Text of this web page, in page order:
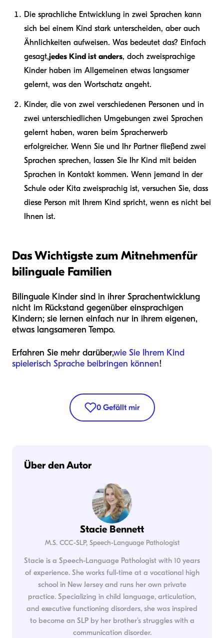
Die sprachliche Entwicklung in zwei Sprachen kann
sich bei einem Kind stark unterscheiden, aber auch
Ähnlichkeiten aufweisen. Was bedeutet das? Einfach
gesagt,jedes Kind ist anders, doch zweisprachige
Kinder haben im Allgemeinen etwas langsamer
gelernt, was den Wortschatz angeht.
Kinder, die von zwei verschiedenen Personen und in
zwei unterschiedlichen Umgebungen zwei Sprachen
gelernt haben, waren beim Spracherwerb
erfolgreicher. Wenn Sie und Ihr Partner fließend zwei
Sprachen sprechen, lassen Sie Ihr Kind mit beiden
Sprachen in Kontakt kommen. Wenn jemand in der
Schule oder Kita zweisprachig ist, versuchen Sie, dass
diese Person mit Ihrem Kind spricht, wenn es nicht bei
Ihnen ist.
Das Wichtigste zum Mitnehmenfür
bilinguale Familien
Bilinguale Kinder sind in ihrer Sprachentwicklung
nicht im Rückstand gegenüber einsprachigen
Kindern; sie lernen einfach nur in ihrem eigenen,
etwas langsameren Tempo.
Erfahren Sie mehr darüber,wie Sie Ihrem Kind
spielerisch Sprache beibringen können!
0 Gefällt mir
Über den Autor
Stacie Bennett
M.S. CCC-SLP, Speech-Language Pathologist
Stacie is a Speech-Language Pathologist with 10 years
of experience. She works full-time at a vocational high
school in New Jersey and runs her own private
practice. Specializing in child language, articulation,
and executive functioning disorders, she was inspired
to become an SLP by her brother's struggles with a
communication disorder.